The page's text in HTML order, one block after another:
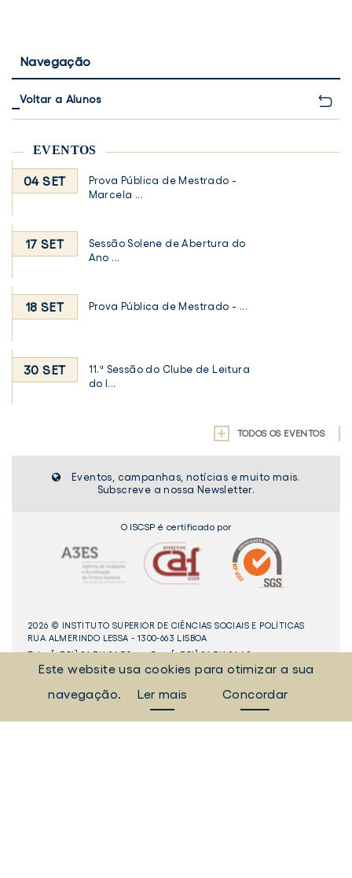
Navegação
Voltar a Alunos
EVENTOS
04 SET
Prova Pública de Mestrado -
Marcela ...
17 SET
Sessão Solene de Abertura do
Ano ...
18 SET Prova Pública de Mestrado - ...
30 SET
11.ª Sessão do Clube de Leitura
do I...
TODOS OS EVENTOS
Eventos, campanhas, notícias e muito mais.
Subscreve a nossa Newsletter.
O ISCSP é certificado por
2026 © INSTITUTO SUPERIOR DE CIÊNCIAS SOCIAIS E POLÍTICAS
RUA ALMERINDO LESSA - 1300-663 LISBOA
Tel:
[+351] 21 361 94 30 Fax: [+351] 21 361 94 42
_Sempre Ligados
Este website usa cookies para otimizar a sua
navegação.
Ler mais Concordar